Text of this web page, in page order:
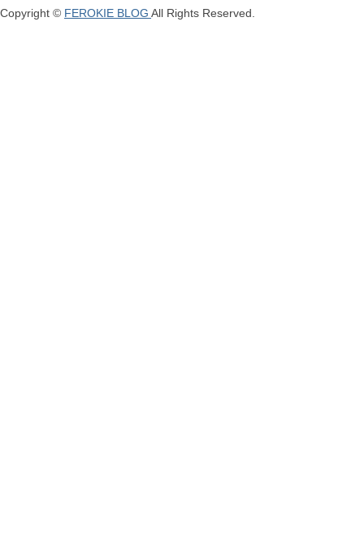
Copyright © FEROKIE BLOG All Rights Reserved.